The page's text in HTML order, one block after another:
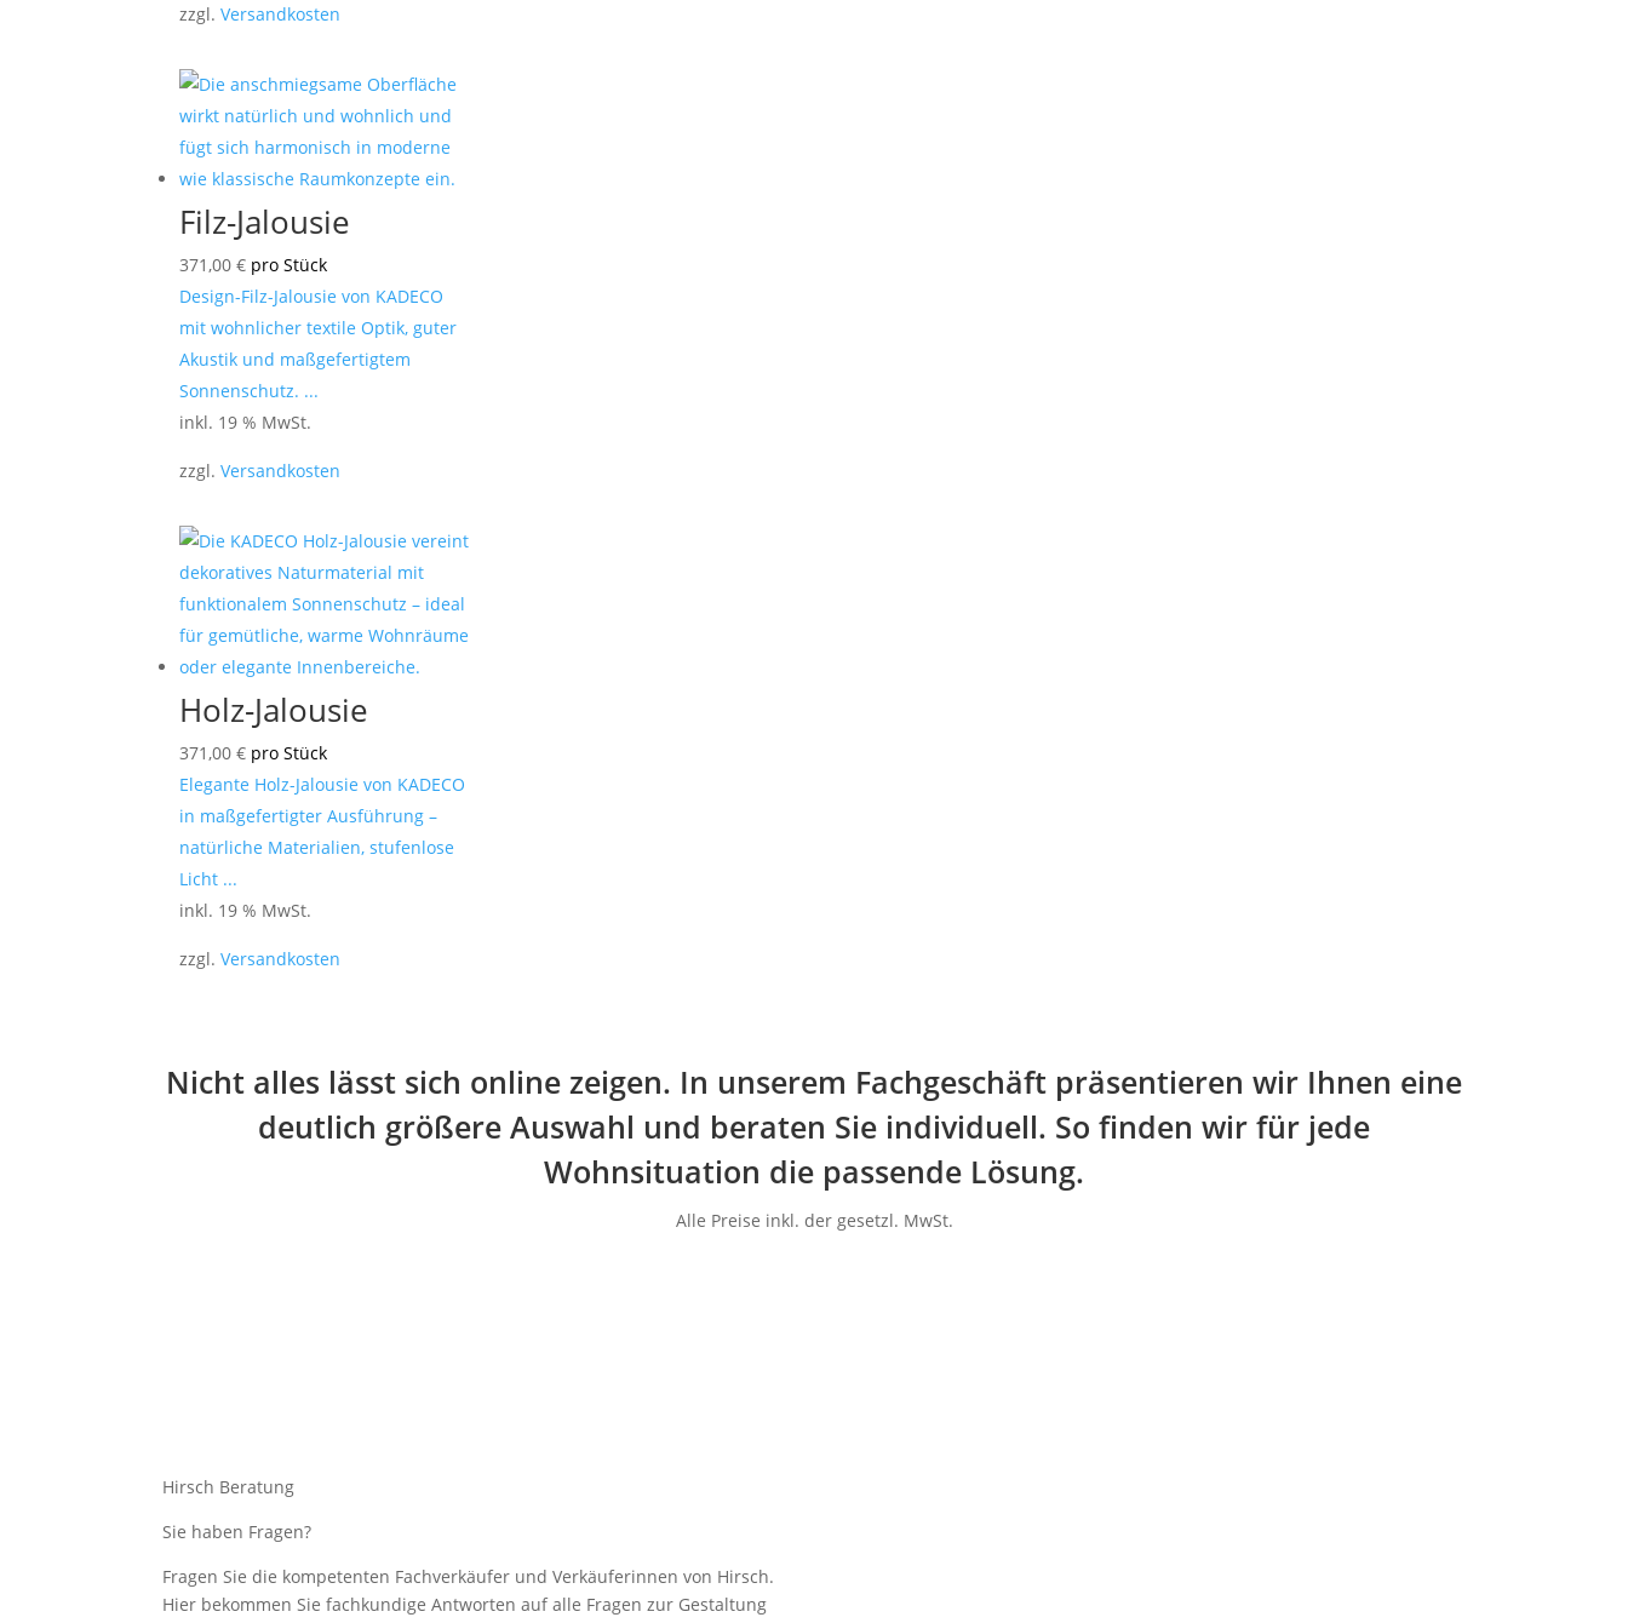
zzgl.Versandkosten
Filz-Jalousie
371,00€ pro Stück
Design-Filz-Jalousie von KADECO
mit wohnlicher textile Optik, guter
Akustik und maßgefertigtem
Sonnenschutz. ...
inkl. 19 % MwSt.
zzgl.Versandkosten
Holz-Jalousie
371,00€ pro Stück
Elegante Holz-Jalousie von KADECO
in maßgefertigter Ausführung –
natürliche Materialien, stufenlose
Licht ...
inkl. 19 % MwSt.
zzgl.Versandkosten
Nicht alles lässt sich online zeigen. In unserem Fachgeschäft präsentieren wir Ihnen eine
deutlich größere Auswahl und beraten Sie individuell. So finden wir für jede
Wohnsituation die passende Lösung.
Alle Preise inkl. der gesetzl. MwSt.
Hirsch Beratung
Sie haben Fragen?
Fragen Sie die kompetenten Fachverkäufer und Verkäuferinnen von Hirsch.
Hier bekommen Sie fachkundige Antworten auf alle Fragen zur Gestaltung